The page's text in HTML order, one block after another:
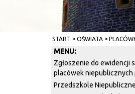
START OŚWIATA
MENU:
Zgłoszenie do ewidencji
placówek niepublicznych
Przedszkole